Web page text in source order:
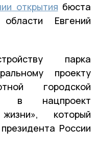
открытия бюста
Евгений
парка
проекту
городской
в нацпроект
который
России